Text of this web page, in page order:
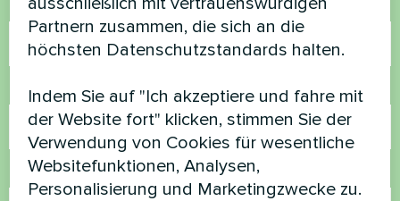
Name
Rufnummer
E-Mail
Partnern zusammen, die sich an die
höchsten Datenschutzstandards halten.
Indem Sie auf "Ich akzeptiere und fahre mit
der Website fort" klicken, stimmen Sie der
Verwendung von Cookies für wesentliche
Websitefunktionen, Analysen,
Personalisierung und Marketingzwecke zu.